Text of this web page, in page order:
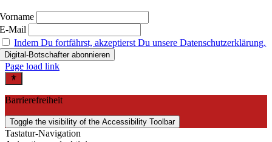
Vorname
E-Mail
Indem Du fortfährst, akzeptierst Du unsere Datenschutzerklärung.
Page load link
Barrierefreiheit
Toggle the visibility of the Accessibility Toolbar
Tastatur-Navigation